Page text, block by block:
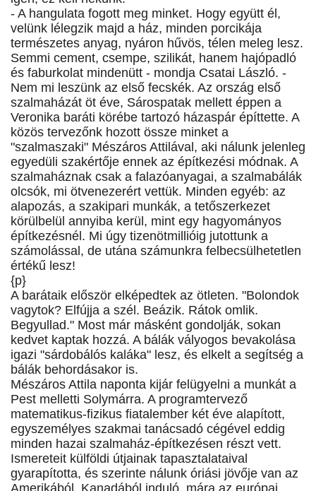
- A hangulata fogott meg minket. Hogy együtt él,
velünk lélegzik majd a ház, minden porcikája
természetes anyag, nyáron hűvös, télen meleg lesz.
Semmi cement, csempe, szilikát, hanem hajópadló
és faburkolat mindenütt - mondja Csatai László. -
Nem mi leszünk az első fecskék. Az ország első
szalmaházát öt éve, Sárospatak mellett éppen a
Veronika baráti körébe tartozó házaspár építtette. A
közös tervezőnk hozott össze minket a
"szalmaszaki" Mészáros Attilával, aki nálunk jelenleg
egyedüli szakértője ennek az építkezési módnak. A
szalmaháznak csak a falazóanyagai, a szalmabálák
olcsók, mi ötvenezerért vettük. Minden egyéb: az
alapozás, a szakipari munkák, a tetőszerkezet
körülbelül annyiba kerül, mint egy hagyományos
építkezésnél. Mi úgy tizenötmillióig jutottunk a
számolással, de utána számunkra felbecsülhetetlen
értékű lesz!
{p}
A barátaik először elképedtek az ötleten. "Bolondok
vagytok? Elfújja a szél. Beázik. Rátok omlik.
Begyullad." Most már másként gondolják, sokan
kedvet kaptak hozzá. A bálák vályogos bevakolása
igazi "sárdobálós kaláka" lesz, és elkelt a segítség a
bálák behordásakor is.
Mészáros Attila naponta kijár felügyelni a munkát a
Pest melletti Solymárra. A programtervező
matematikus-fizikus fiatalember két éve alapított,
egyszemélyes szakmai tanácsadó cégével eddig
minden hazai szalmaház-építkezésen részt vett.
Ismereteit külföldi útjainak tapasztalataival
gyarapította, és szerinte nálunk óriási jövője van az